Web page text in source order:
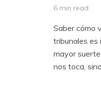
6 min read
Saber cómo
tribunales es
mayor
nos toca,